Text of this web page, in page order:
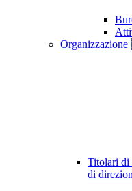
Organizzazione
Titolari di
di